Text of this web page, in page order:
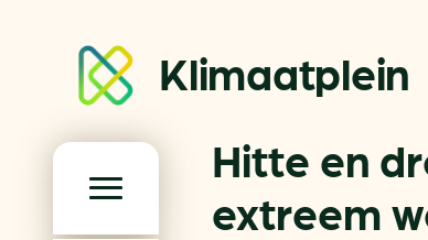
Klimaatplein
Klimaatplein
Hitte en
extreem